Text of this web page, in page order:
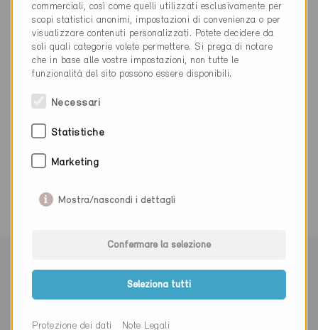
3315 Bätterkinden
032 665 38 30
info@joergag.ch
www.joergag.ch
0 Edifici Minergie (0 Certificati)
commerciali, così come quelli utilizzati esclusivamente per
scopi statistici anonimi, impostazioni di convenienza o per
visualizzare contenuti personalizzati. Potete decidere da
soli quali categorie volete permettere. Si prega di notare
che in base alle vostre impostazioni, non tutte le
funzionalità del sito possono essere disponibili.
Necessari
Statistiche
Marketing
Mostra/nascondi i dettagli
Confermare la selezione
Seleziona tutti
Protezione dei dati Note Legali